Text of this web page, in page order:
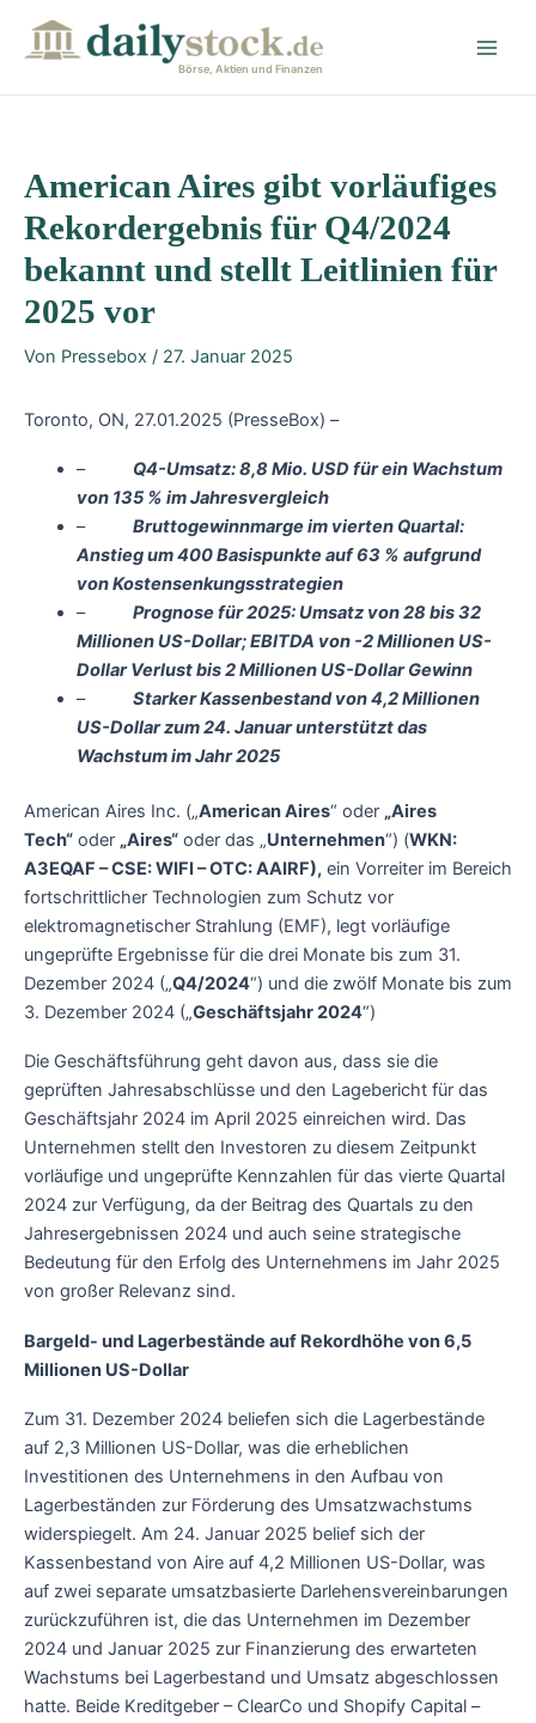
Börse, Aktien und Finanzen
American Aires gibt vorläufiges
Rekordergebnis für Q4/2024
bekannt und stellt Leitlinien für
2025 vor
Von Pressebox / 27. Januar 2025
Toronto, ON, 27.01.2025 (PresseBox) –
– Q4-Umsatz: 8,8 Mio. USD für ein Wachstum
von 135 % im Jahresvergleich
– Bruttogewinnmarge im vierten Quartal:
Anstieg um 400 Basispunkte auf 63 % aufgrund
von Kostensenkungsstrategien
– Prognose für 2025: Umsatz von 28 bis 32
Millionen US-Dollar; EBITDA von -2 Millionen US-
Dollar Verlust bis 2 Millionen US-Dollar Gewinn
– Starker Kassenbestand von 4,2 Millionen
US-Dollar zum 24. Januar unterstützt das
Wachstum im Jahr 2025
American Aires Inc. („American Aires“ oder „Aires
Tech“ oder „Aires“ oder das „Unternehmen“) (WKN:
A3EQAF – CSE: WIFI – OTC: AAIRF), ein Vorreiter im Bereich
fortschrittlicher Technologien zum Schutz vor
elektromagnetischer Strahlung (EMF), legt vorläufige
ungeprüfte Ergebnisse für die drei Monate bis zum 31.
Dezember 2024 („Q4/2024“) und die zwölf Monate bis zum
3. Dezember 2024 („Geschäftsjahr 2024“)
Die Geschäftsführung geht davon aus, dass sie die
geprüften Jahresabschlüsse und den Lagebericht für das
Geschäftsjahr 2024 im April 2025 einreichen wird. Das
Unternehmen stellt den Investoren zu diesem Zeitpunkt
vorläufige und ungeprüfte Kennzahlen für das vierte Quartal
2024 zur Verfügung, da der Beitrag des Quartals zu den
Jahresergebnissen 2024 und auch seine strategische
Bedeutung für den Erfolg des Unternehmens im Jahr 2025
von großer Relevanz sind.
Bargeld- und Lagerbestände auf Rekordhöhe von 6,5
Millionen US-Dollar
Zum 31. Dezember 2024 beliefen sich die Lagerbestände
auf 2,3 Millionen US-Dollar, was die erheblichen
Investitionen des Unternehmens in den Aufbau von
Lagerbeständen zur Förderung des Umsatzwachstums
widerspiegelt. Am 24. Januar 2025 belief sich der
Kassenbestand von Aire auf 4,2 Millionen US-Dollar, was
auf zwei separate umsatzbasierte Darlehensvereinbarungen
zurückzuführen ist, die das Unternehmen im Dezember
2024 und Januar 2025 zur Finanzierung des erwarteten
Wachstums bei Lagerbestand und Umsatz abgeschlossen
hatte. Beide Kreditgeber – ClearCo und Shopify Capital –